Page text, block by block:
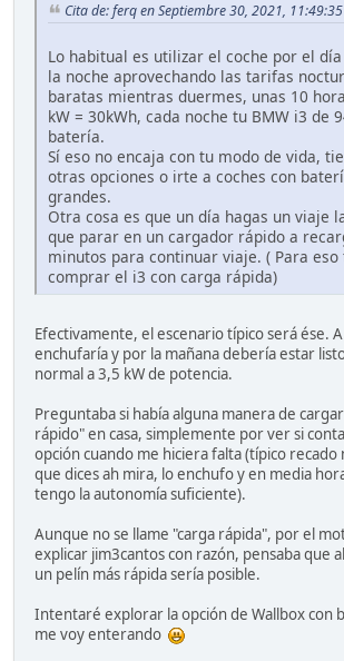
Cita de: ferq en Septiembre 30, 2021,
Lo habitual es utilizar el coche por el
la noche aprovechando las tarifas
baratas mientras duermes, unas 10
kW = 30kWh, cada noche tu BMW i3 de
batería.
Sí eso no encaja con tu modo de vida,
otras opciones o irte a coches con
grandes.
Otra cosa es que un día hagas un viaje
que parar en un cargador rápido a
minutos para continuar viaje. ( Para eso
comprar el i3 con carga rápida)
Efectivamente, el escenario típico será ése.
enchufaría y por la mañana debería estar
normal a 3,5 kW de potencia.
Preguntaba si había alguna manera de
rápido" en casa, simplemente por ver si
opción cuando me hiciera falta (típico recado
que dices ah mira, lo enchufo y en media
tengo la autonomía suficiente).
Aunque no se llame "carga rápida", por el
explicar jim3cantos con razón, pensaba que
un pelín más rápida sería posible.
Intentaré explorar la opción de Wallbox con
me voy enterando